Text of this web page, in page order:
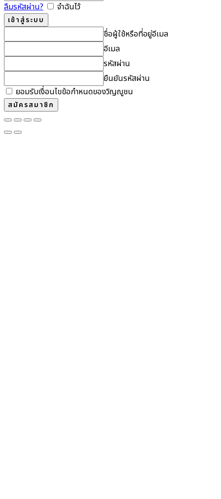
ลืมรหัสผ่าน?
จำฉันไว้
ชื่อผู้ใช้หรือที่อยู่อีเมล
อีเมล
รหัสผ่าน
ยืนยันรหัสผ่าน
ยอมรับเงื่อนไขข้อกำหนดของวิญญูชน